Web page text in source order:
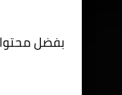
بفضل